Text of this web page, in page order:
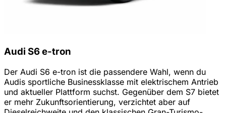
Audi S6 e-tron
Der Audi S6 e-tron ist die passendere Wahl, wenn du
Audis sportliche Businessklasse mit elektrischem Antrieb
und aktueller Plattform suchst. Gegenüber dem S7 bietet
er mehr Zukunftsorientierung, verzichtet aber auf